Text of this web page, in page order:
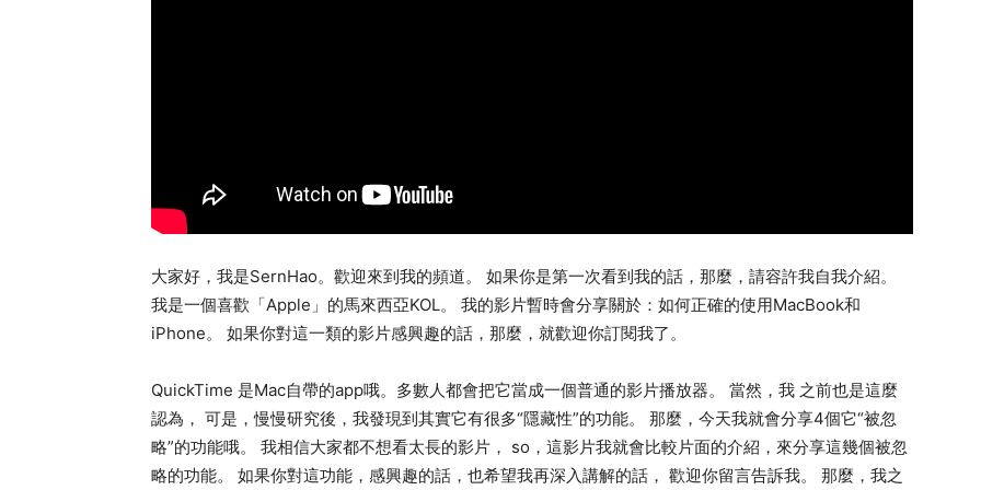
大家好，我是SernHao。歡迎來到我的頻道。 如果你是第一次看到我的話，那麼，請容許我自我介紹。
我是一個喜歡「Apple」的馬來西亞KOL。 我的影片暫時會分享關於：如何正確的使用MacBook和
iPhone。 如果你對這一類的影片感興趣的話，那麼，就歡迎你訂閱我了。
QuickTime 是Mac自帶的app哦。多數人都會把它當成一個普通的影片播放器。 當然，我 之前也是這麼
認為， 可是，慢慢研究後，我發現到其實它有很多“隱藏性”的功能。 那麼，今天我就會分享4個它“被忽
略”的功能哦。 我相信大家都不想看太長的影片， so，這影片我就會比較片面的介紹，來分享這幾個被忽
略的功能。 如果你對這功能，感興趣的話，也希望我再深入講解的話， 歡迎你留言告訴我。 那麼，我之